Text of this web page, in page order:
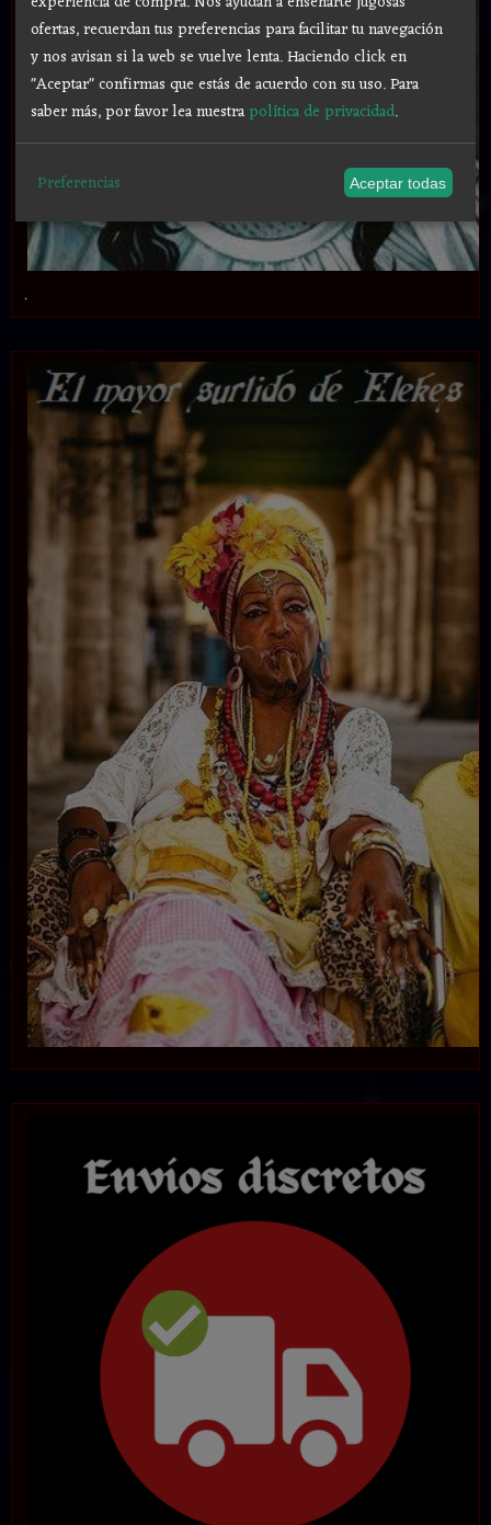
.
ofertas, recuerdan tus preferencias para facilitar tu navegación
y nos avisan si la web se vuelve lenta. Haciendo click en
"Aceptar" confirmas que estás de acuerdo con su uso.Para
saber más, por favor lea nuestrapolítica de privacidad.
Preferencias Aceptar todas